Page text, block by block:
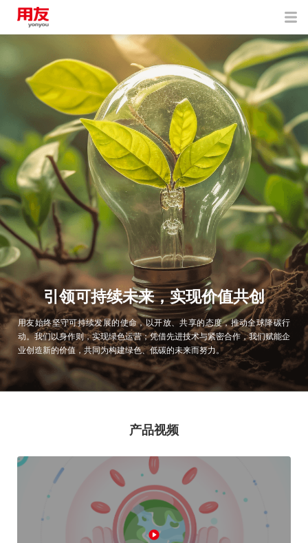
引领可持续未来，实现价值共创
用友始终坚守可持续发展的使命，以开放、共享的态度，推动全球降碳行
动。我们以身作则，实现绿色运营；凭借先进技术与紧密合作，我们赋能企
业创造新的价值，共同为构建绿色、低碳的未来而努力。
产品视频